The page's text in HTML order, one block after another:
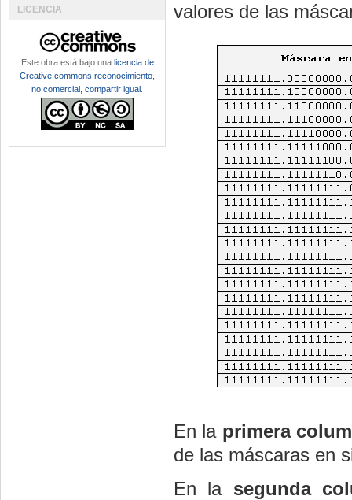
valores de las
En la primera
de las máscaras en
En la segunda
LICENCIA
Este obra está bajo una licencia de
Creative commons reconocimiento,
no comercial, compartir igual